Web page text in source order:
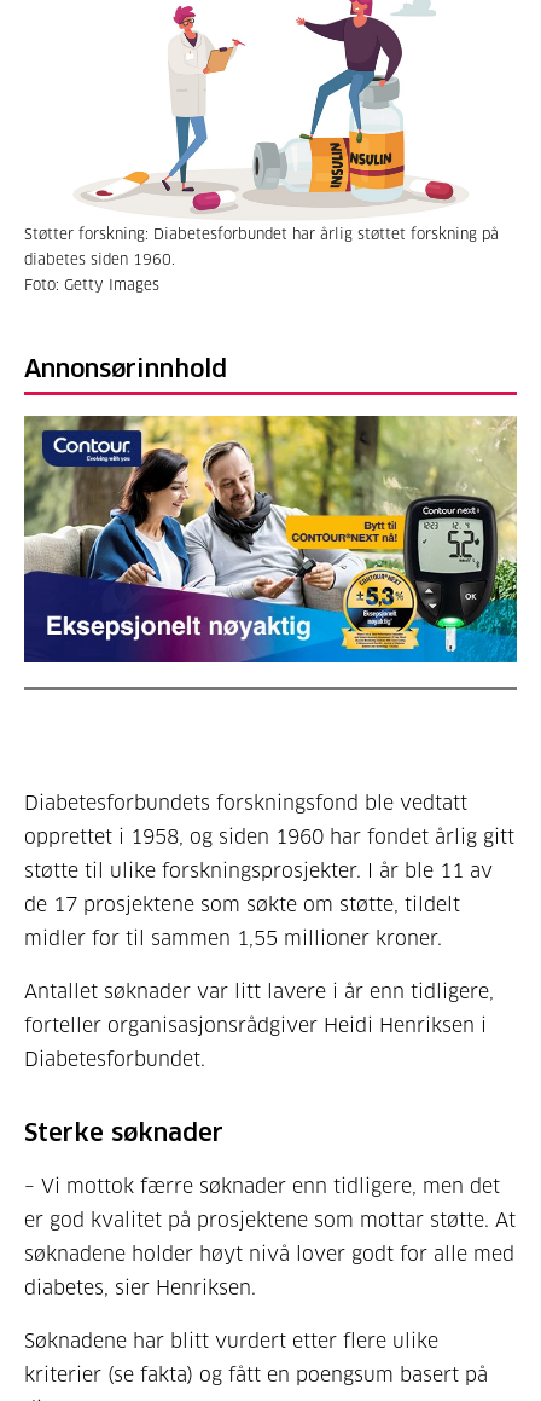
Støtter forskning: Diabetesforbundet har årlig støttet forskning på
diabetes siden 1960.
Foto: Getty Images
Annonsørinnhold
Diabetesforbundets forskningsfond ble vedtatt
opprettet i 1958, og siden 1960 har fondet årlig gitt
støtte til ulike forskningsprosjekter. I år ble 11 av
de 17 prosjektene som søkte om støtte, tildelt
midler for til sammen 1,55 millioner kroner.
Antallet søknader var litt lavere i år enn tidligere,
forteller organisasjonsrådgiver Heidi Henriksen i
Diabetesforbundet.
Sterke søknader
– Vi mottok færre søknader enn tidligere, men det
er god kvalitet på prosjektene som mottar støtte. At
søknadene holder høyt nivå lover godt for alle med
diabetes, sier Henriksen.
Søknadene har blitt vurdert etter flere ulike
kriterier (se fakta) og fått en poengsum basert på